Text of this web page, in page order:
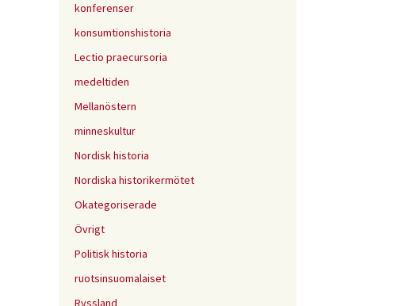
konferenser
konsumtionshistoria
Lectio praecursoria
medeltiden
Mellanöstern
minneskultur
Nordisk historia
Nordiska historikermötet
Okategoriserade
Övrigt
Politisk historia
ruotsinsuomalaiset
Ryssland